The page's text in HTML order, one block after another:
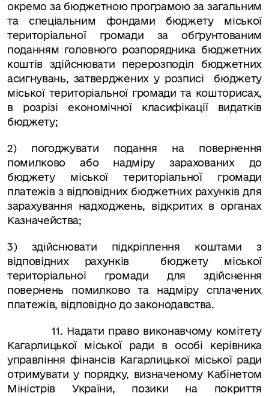
окремо за бюджетною програмою за загальним
та спеціальним фондами бюджету міської
територіальної громади за обґрунтованим
поданням головного розпорядника бюджетних
коштів здійснювати перерозподіл бюджетних
асигнувань, затверджених у розписі
бюджету
міської територіальної громади та кошторисах,
в розрізі економічної класифікації видатків
бюджету;
2) погоджувати подання на повернення
помилково або надміру зарахованих до
бюджетуміської територіальної громади
платежів з відповідних бюджетних рахунків для
зарахування надходжень, відкритих в органах
Казначейства;
3) здійснювати підкріплення коштами з
відповідних рахунків
бюджету міської
територіальної громади для здійснення
повернень помилково та надміру сплачених
платежів, відповідно до законодавства.
11. Надати право виконавчому комітету
Кагарлицької міської ради в особі керівника
управління фінансів Кагарлицької міської ради
отримувати у порядку, визначеному Кабінетом
Міністрів України, позики на покриття